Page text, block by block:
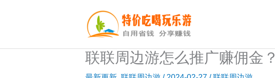
容
联联周边游怎么推广赚佣金？